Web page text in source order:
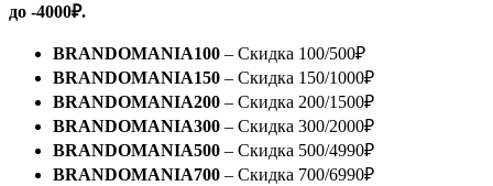
до -4000₽.
BRANDOMANIA100 – Скидка 100/500₽
BRANDOMANIA150 – Скидка 150/1000₽
BRANDOMANIA200 – Скидка 200/1500₽
BRANDOMANIA300 – Скидка 300/2000₽
BRANDOMANIA500 – Скидка 500/4990₽
BRANDOMANIA700 – Скидка 700/6990₽